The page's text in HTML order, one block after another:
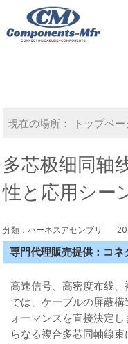
現在の場所： トップペー
多芯极细同轴
性と応用シー
分類：ハーネスアセンブリ
専門代理販売提供：コ
高速信号、高密度布线
では、ケーブルの屏蔽
ォーマンスを直接決定
らなる複合多芯同軸線